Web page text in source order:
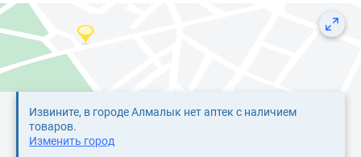
Извините, в городе Алмалык нет аптек с наличием
товаров.
Изменить город